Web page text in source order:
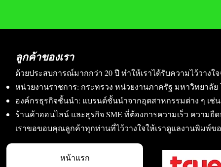
ลูกค้าของเรา
ด้วยประสบการณ์มากกว่า 20 ปี ทำให้เราได้รับความไว้วา
หน่วยงานราชการ: กระทรวง หน่วยงานภาครัฐ มหาวิทยาลัย
องค์กรธุรกิจชั้นนำ: แบรนด์ชั้นนำจากอุตสาหกรรมต่าง ๆ เช่
ร้านค้าออนไลน์ และธุรกิจ SME ที่ต้องการความเร็ว ความยื
เราขอขอบคุณลูกค้าทุกท่านที่ไว้วางใจให้เราดูแลงานพิมพ์ข
หน้าแรก